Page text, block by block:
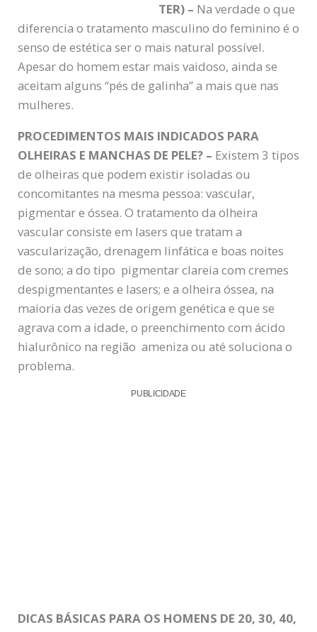
TER) – Na verdade o que
diferencia o tratamento masculino do feminino é o
senso de estética ser o mais natural possível.
Apesar do homem estar mais vaidoso, ainda se
aceitam alguns “pés de galinha” a mais que nas
mulheres.
PROCEDIMENTOS MAIS INDICADOS PARA
OLHEIRAS E MANCHAS DE PELE? – Existem 3 tipos
de olheiras que podem existir isoladas ou
concomitantes na mesma pessoa: vascular,
pigmentar e óssea. O tratamento da olheira
vascular consiste em lasers que tratam a
vascularização, drenagem linfática e boas noites
de sono; a do tipo pigmentar clareia com cremes
despigmentantes e lasers; e a olheira óssea, na
maioria das vezes de origem genética e que se
agrava com a idade, o preenchimento com ácido
hialurônico na região ameniza ou até soluciona o
problema.
PUBLICIDADE
DICAS BÁSICAS PARA OS HOMENS DE 20, 30, 40,